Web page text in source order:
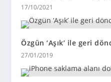
17/10/2021
Özgün ‘Aşık’ ile geri
27/01/2019